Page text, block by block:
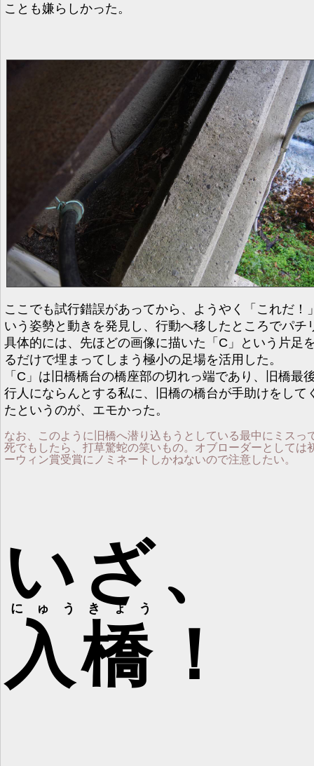
ことも嫌らしかった。
ここでも試行錯誤があってから、ようやく「これだ！
いう姿勢と動きを発見し、行動へ移したところでパチ
具体的には、先ほどの画像に描いた「C」という片足
るだけで埋まってしまう極小の足場を活用した。
「C」は旧橋橋台の橋座部の切れっ端であり、旧橋最
行人にならんとする私に、旧橋の橋台が手助けをして
たというのが、エモかった。
なお、このように旧橋へ潜り込もうとしている最中にミスっ
死でもしたら、打草驚蛇の笑いもの。オブローダーとしては
ーウィン賞受賞にノミネートしかねないので注意したい。
いざ、
入橋
にゅうきょう
！